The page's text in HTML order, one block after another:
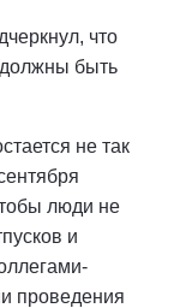
что
должны быть
не так
люди не
и
проведения